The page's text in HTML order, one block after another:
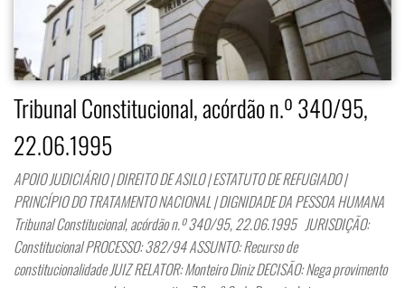
Tribunal Constitucional, acórdão n.º 340/95,
22.06.1995
APOIO JUDICIÁRIO | DIREITO DE ASILO | ESTATUTO DE REFUGIADO |
PRINCÍPIO DO TRATAMENTO NACIONAL | DIGNIDADE DA PESSOA HUMANA
Tribunal Constitucional, acórdão n.º 340/95, 22.06.1995 JURISDIÇÃO:
Constitucional PROCESSO: 382/94 ASSUNTO: Recurso de
constitucionalidade JUIZ RELATOR: Monteiro Diniz DECISÃO: Nega provimento